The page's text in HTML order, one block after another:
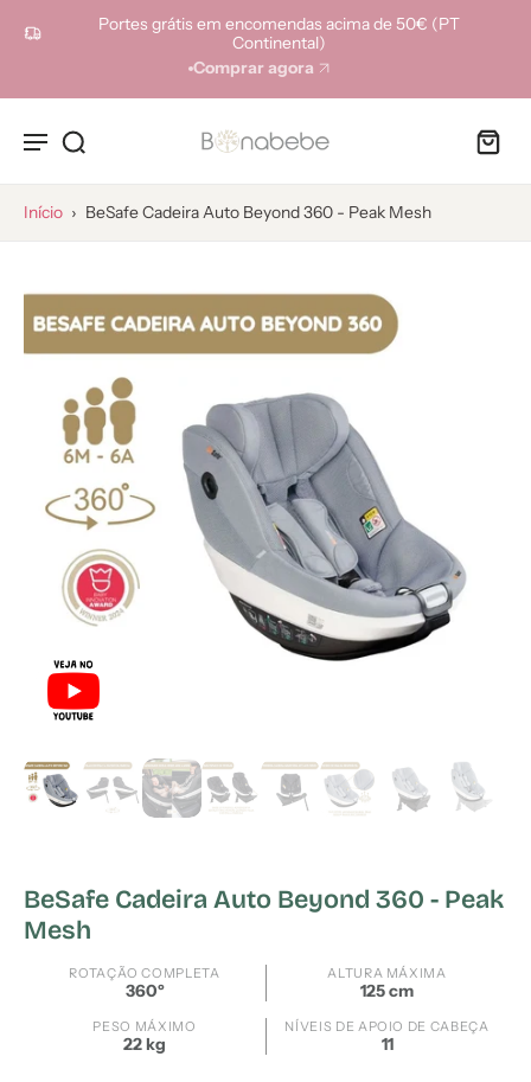
Portes grátis em encomendas acima de 50€ (PT
Continental)
Comprar agora
Início › BeSafe Cadeira Auto Beyond 360 - Peak Mesh
BeSafe Cadeira Auto Beyond 360 - Peak
Mesh
ROTAÇÃO COMPLETA
360º
ALTURA MÁXIMA
125 cm
PESO MÁXIMO
22 kg
NÍVEIS DE APOIO DE CABEÇA
11